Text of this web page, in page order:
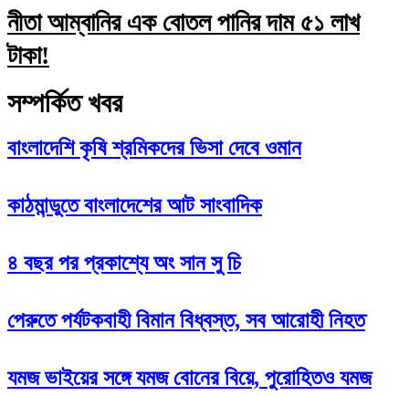
নীতা আম্বানির এক বোতল পানির দাম ৫১ লাখ
টাকা!
সম্পর্কিত খবর
বাংলাদেশি কৃষি শ্রমিকদের ভিসা দেবে ওমান
কাঠমান্ডুতে বাংলাদেশের আট সাংবাদিক
৪ বছর পর প্রকাশ্যে অং সান সু চি
পেরুতে পর্যটকবাহী বিমান বিধ্বস্ত, সব আরোহী নিহত
যমজ ভাইয়ের সঙ্গে যমজ বোনের বিয়ে, পুরোহিতও যমজ